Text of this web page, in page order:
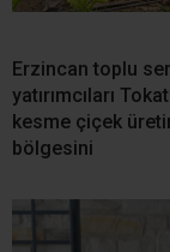
Erzincan toplu
yatırımcıları
kesme çiçek
bölgesini